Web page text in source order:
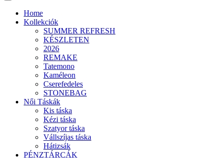
Home
Kollekciók
SUMMER REFRESH
KÉSZLETEN
2026
REMAKE
Tatemono
Kaméleon
Cserefedeles
STONEBAG
Női Táskák
Kis táska
Kézi táska
Szatyor táska
Vállszíjas táska
Hátizsák
PÉNZTÁRCÁK